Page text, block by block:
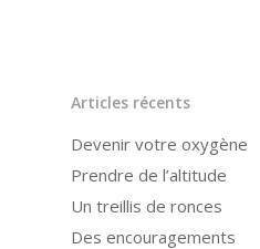
Articles récents
Devenir votre oxygène
Prendre de l’altitude
Un treillis de ronces
Des encouragements